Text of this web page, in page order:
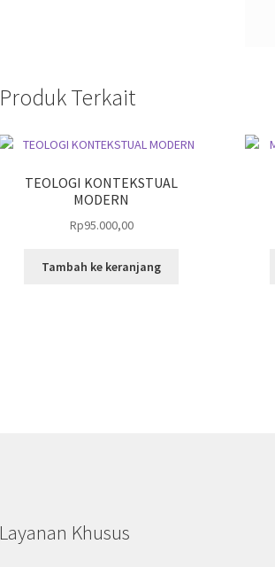
Produk Terkait
TEOLOGI KONTEKSTUAL
MODERN
Rp95.000,00
Tambah ke keranjang
Layanan Khusus